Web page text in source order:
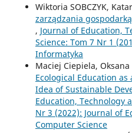
Wiktoria SOBCZYK,
zarządzania
, Journal of Education,
Science: Tom 7 Nr 1
Informatyka
Maciej Ciepiela,
Ecological Education
Idea of Sustainable
Education, Technology
Nr 3 (2022): Journal of
Computer Science